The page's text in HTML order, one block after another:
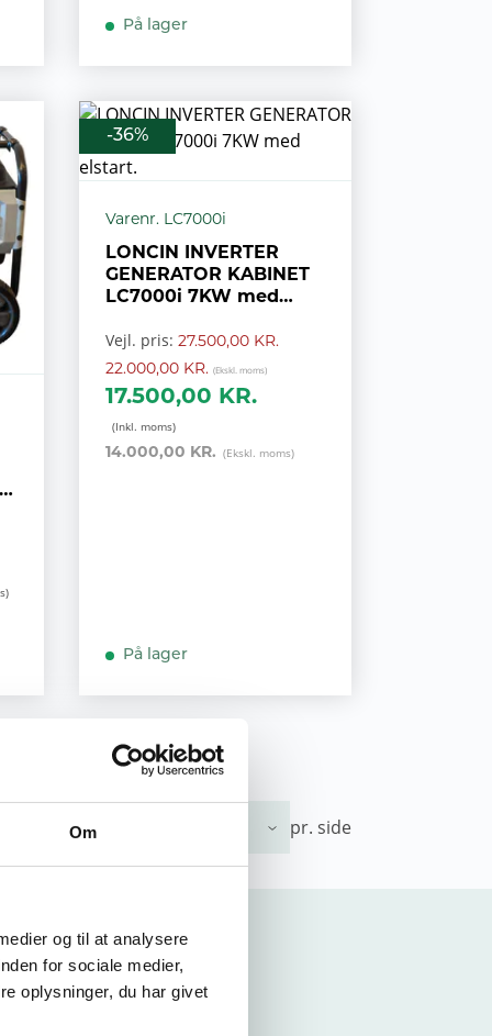
Om
og til at analysere
for sociale medier,
oplysninger, du har givet
På lager
-36%
Varenr. LC7000i
LONCIN INVERTER
GENERATOR KABINET
LC7000i 7KW med
17.500,00 KR.
14.000,00 KR.
Vejl. pris: 27.500,00 KR.
22.000,00 KR.
På lager
pr. side